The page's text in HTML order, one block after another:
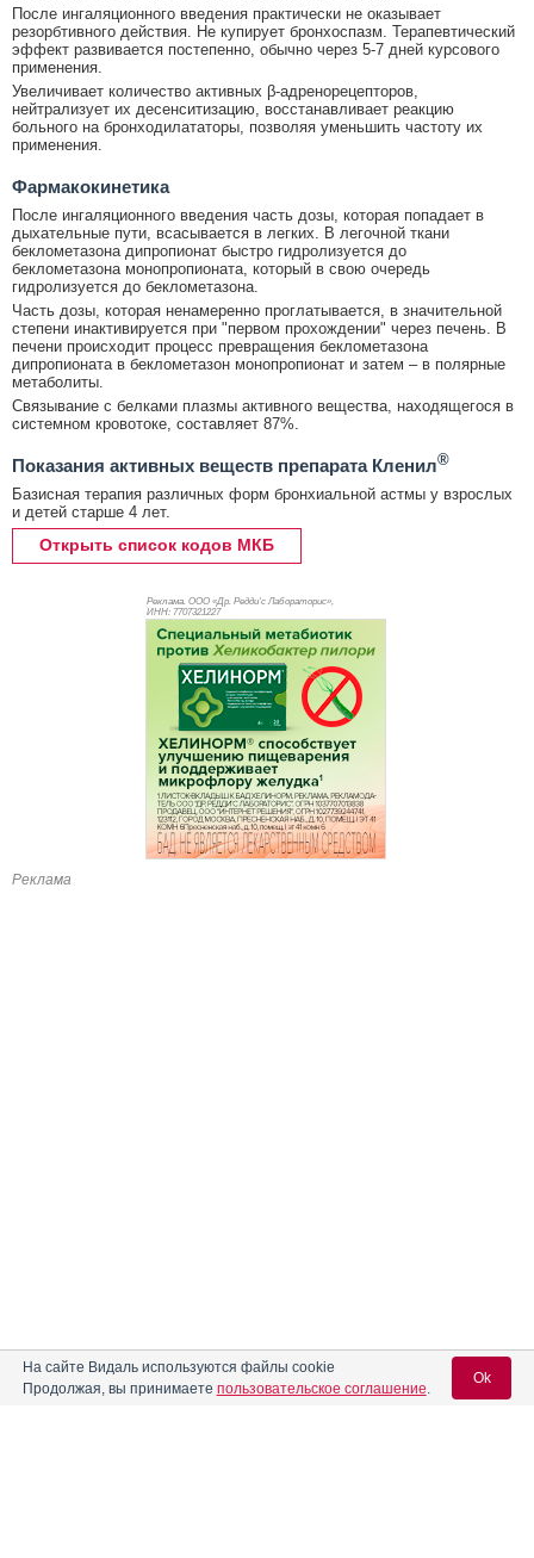
После ингаляционного введения практически не оказывает
резорбтивного действия. Не купирует бронхоспазм. Терапевтический
эффект развивается постепенно, обычно через 5-7 дней курсового
применения.
Увеличивает количество активных β-адренорецепторов,
нейтрализует их десенситизацию, восстанавливает реакцию
больного на бронходилататоры, позволяя уменьшить частоту их
применения.
Фармакокинетика
После ингаляционного введения часть дозы, которая попадает в
дыхательные пути, всасывается в легких. В легочной ткани
беклометазона дипропионат быстро гидролизуется до
беклометазона монопропионата, который в свою очередь
гидролизуется до беклометазона.
Часть дозы, которая ненамеренно проглатывается, в значительной
степени инактивируется при "первом прохождении" через печень. В
печени происходит процесс превращения беклометазона
дипропионата в беклометазон монопропионат и затем – в полярные
метаболиты.
Связывание с белками плазмы активного вещества, находящегося в
системном кровотоке, составляет 87%.
Показания активных веществ препарата Кленил®
Базисная терапия различных форм бронхиальной астмы у взрослых
и детей старше 4 лет.
Открыть список кодов МКБ
Реклама. ООО «Др. Редди’с Лабораторис»,
ИНН: 7707321227
Реклама
На сайте Видаль используются файлы cookie
Продолжая, вы принимаете пользовательское соглашение.
Ok